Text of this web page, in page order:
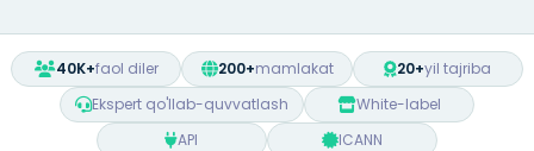
40K+faol diler 200+mamlakat 20+yil tajriba
Ekspert qo'llab-quvvatlash
White-label
API
ICANN